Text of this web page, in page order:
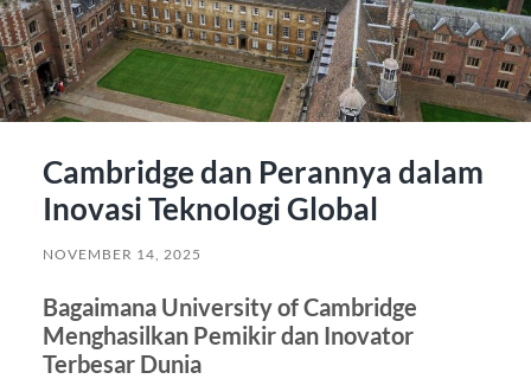
Cambridge dan Perannya dalam
Inovasi Teknologi Global
NOVEMBER 14, 2025
Bagaimana University of Cambridge
Menghasilkan Pemikir dan Inovator
Terbesar Dunia